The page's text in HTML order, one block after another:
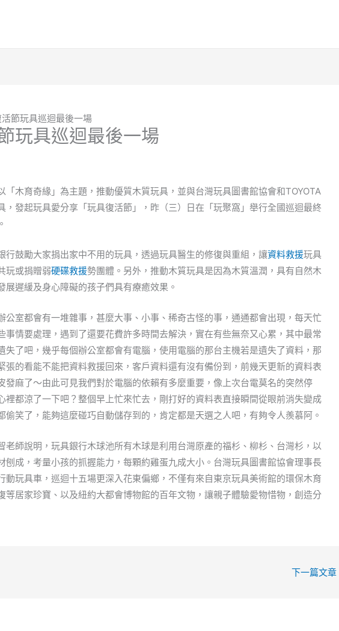
節玩具巡迴最後一場
玩具巡迴最後一場
「木育奇緣」為主題，推動優質木質玩具，並與台灣玩具圖書館協會和TOYOTA
，發起玩具愛分享「玩具復活節」，昨（三）日在「玩聚窩」舉行全國巡迴最終
行鼓勵大家捐出家中不用的玩具，透過玩具醫生的修復與重組，讓資料救援玩具
玩或捐贈弱硬碟救援勢團體。另外，推動木質玩具是因為木質溫潤，具有自然木
遲緩及身心障礙的孩子們具有療癒效果。
公室都會有一堆雜事，甚麼大事、小事、稀奇古怪的事，通通都會出現，每天忙
事情要處理，遇到了還要花費許多時間去解決，實在有些無奈又心累，其中最常
失了吧，幾乎每個辦公室都會有電腦，使用電腦的那台主機若是遺失了資料，那
張的看能不能把資料救援回來，客戶資料還有沒有備份到，前幾天更新的資料表
發麻了～由此可見我們對於電腦的依賴有多麼重要，像上次台電莫名的突然停
裡都涼了一下吧？整個早上忙來忙去，剛打好的資料表直接瞬間從眼前消失變成
偷笑了，能夠這麼碰巧自動儲存到的，肯定都是天選之人吧，有夠令人羨慕阿。
老師說明，玩具銀行木球池所有木球是利用台灣原產的福杉、柳杉、台灣杉，以
刨成，考量小孩的抓握能力，每顆約雞蛋九成大小。台灣玩具圖書館協會理事長
動玩具車，巡迴十五場更深入花東偏鄉，不僅有來自東京玩具美術館的環保木育
等居家珍寶、以及紐約大都會博物館的百年文物，讓親子體驗愛物惜物，創造分
下一篇文章